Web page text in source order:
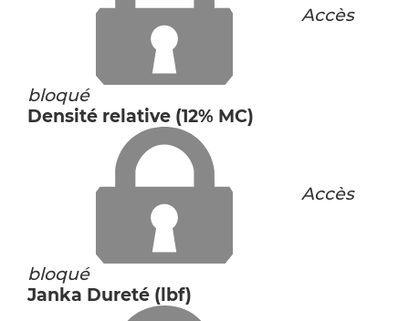
Accès
bloqué
Densité relative (12% MC)
Accès
bloqué
Janka Dureté (lbf)